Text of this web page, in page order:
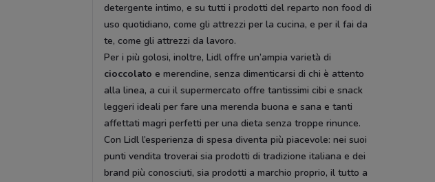
detergente intimo, e su tutti i prodotti del reparto non food di
uso quotidiano, come gli attrezzi per la cucina, e per il fai da
te, come gli attrezzi da lavoro.
Per i più golosi, inoltre, Lidl offre un’ampia varietà di
cioccolato e merendine, senza dimenticarsi di chi è attento
alla linea, a cui il supermercato offre tantissimi cibi e snack
leggeri ideali per fare una merenda buona e sana e tanti
affettati magri perfetti per una dieta senza troppe rinunce.
Con Lidl l’esperienza di spesa diventa più piacevole: nei suoi
punti vendita troverai sia prodotti di tradizione italiana e dei
brand più conosciuti, sia prodotti a marchio proprio, il tutto a